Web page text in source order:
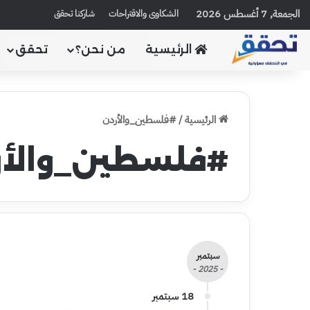
الجمعة, 7 أغسطس 2026 الشكاوى والاقتراحات شاركنا تحقق
الرئيسية من نحن؟ تحقق
الرئيسية/#فلسطين_والأردن
سبتمبر
- 2025 -
18 سبتمبر